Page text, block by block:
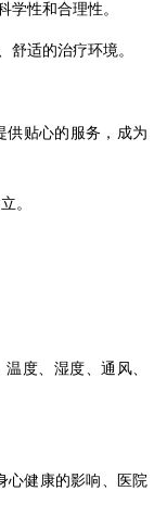
学性和合理性。
舒适的治疗环境。
供贴心的服务，成为
。
度、湿度、通风、
心健康的影响、医院